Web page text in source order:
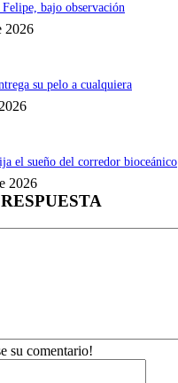
Felipe, bajo observación
2026
su pelo a cualquiera
el sueño del corredor bioceánico
2026
su comentario!